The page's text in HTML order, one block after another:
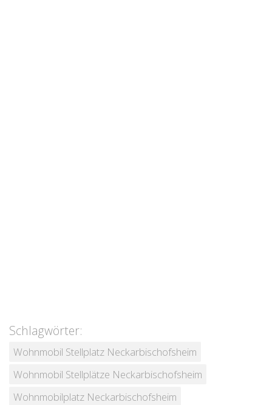
Schlagwörter:
Wohnmobil Stellplatz Neckarbischofsheim
Wohnmobil Stellplätze Neckarbischofsheim
Wohnmobilplatz Neckarbischofsheim